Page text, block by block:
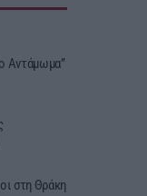
Αντάμωμα”
στη Θράκη